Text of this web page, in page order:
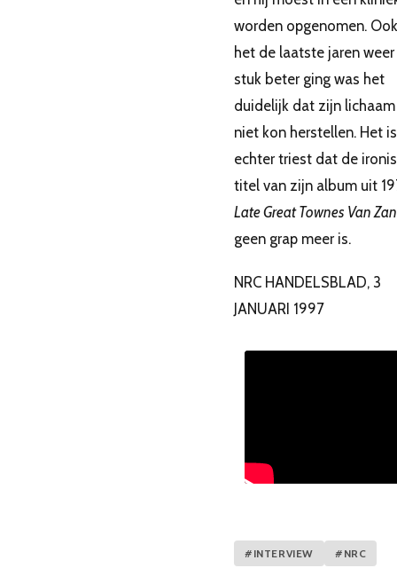
worden opgenomen.
het de laatste jaren
stuk beter ging was het
duidelijk dat zijn
niet kon herstellen. Het is
echter triest dat de
titel van zijn album uit
Late Great Townes Van
geen grap meer is.
NRC HANDELSBLAD, 3
JANUARI 1997
#INTERVIEW #NRC